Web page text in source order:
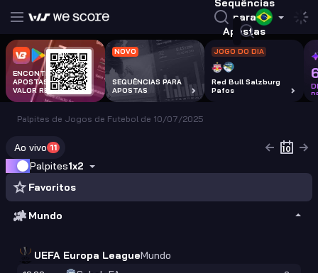
Sequências
para
Apostas
ENCONTRA
APOSTAS COM
VALOR REAL
NOVO
SEQUÊNCIAS PARA
APOSTAS
JOGO DO DIA
Red Bull Salzburg
Pafos
Palpites de Jogos de Futebol de 10/07/2025
Ao vivo 11
Palpites1x2
Favoritos
Mundo
UEFA Europa LeagueMundo